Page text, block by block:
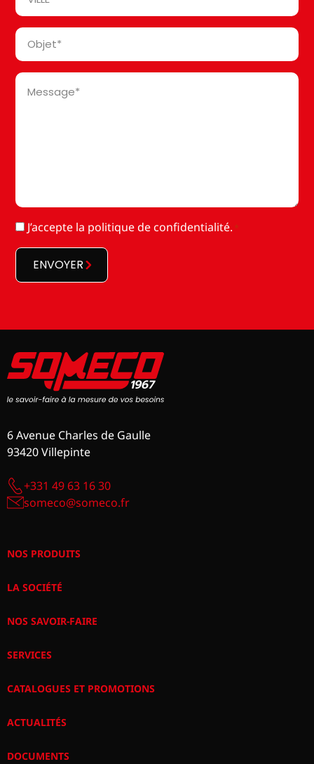
Objet
Message
RGPD
J’accepte la politique de confidentialité. *
ENVOYER
6 Avenue Charles de Gaulle
93420 Villepinte
+331 49 63 16 30
someco@someco.fr
NOS PRODUITS
LA SOCIÉTÉ
NOS SAVOIR-FAIRE
SERVICES
CATALOGUES ET PROMOTIONS
ACTUALITÉS
DOCUMENTS